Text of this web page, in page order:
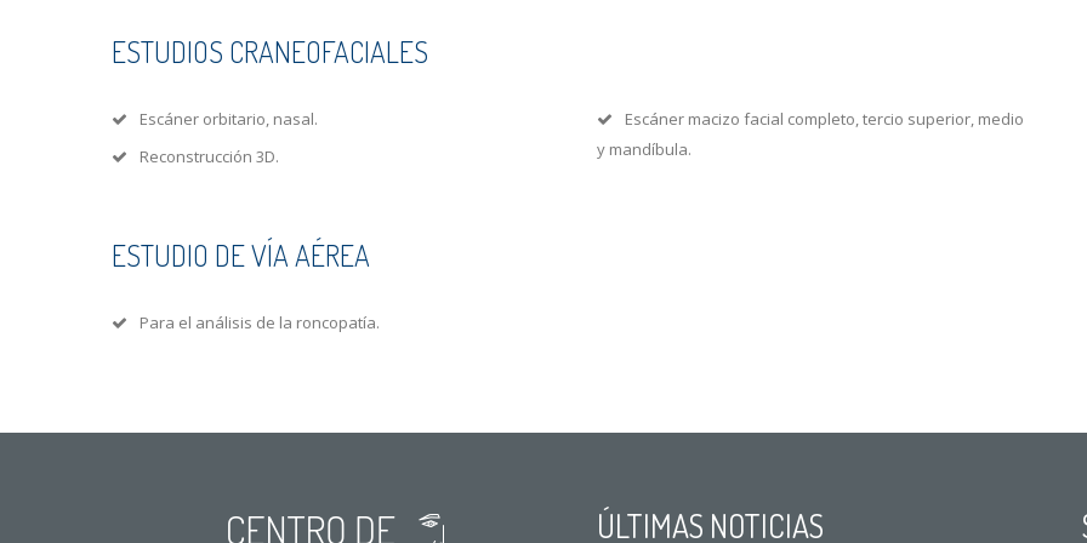
ESTUDIOS CRANEOFACIALES
Escáner orbitario, nasal.
Reconstrucción 3D.
Escáner macizo facial completo, tercio superior, medio
y mandíbula.
ESTUDIO DE VÍA AÉREA
Para el análisis de la roncopatía.
ÚLTIMAS NOTICIAS